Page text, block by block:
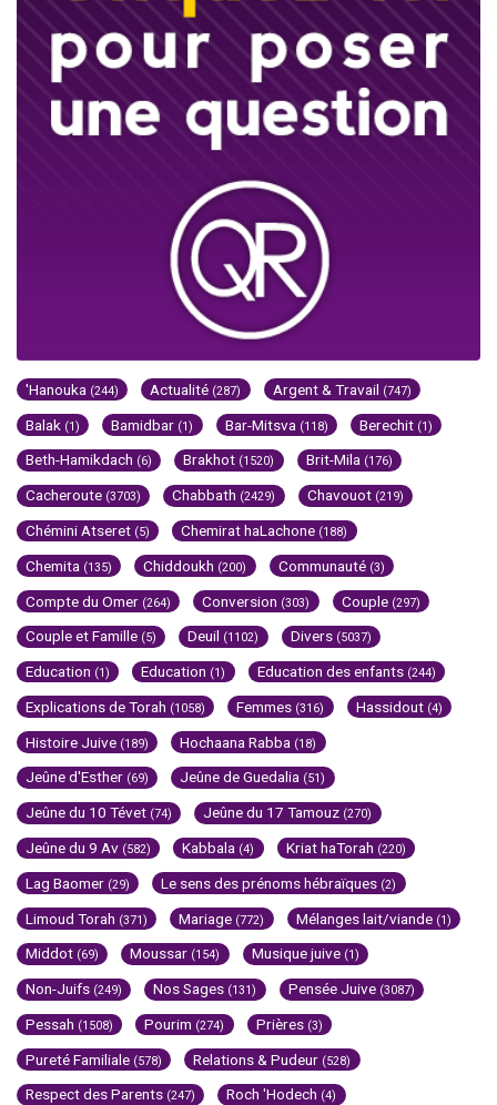
'Hanouka (244) Actualité (287) Argent & Travail (747)
Balak (1) Bamidbar (1) Bar-Mitsva (118) Berechit (1)
Beth-Hamikdach (6) Brakhot (1520) Brit-Mila (176)
Cacheroute (3703) Chabbath (2429) Chavouot (219)
Chémini Atseret (5) Chemirat haLachone (188)
Chemita (135) Chiddoukh (200) Communauté (3)
Compte du Omer (264) Conversion (303) Couple (297)
Couple et Famille (5) Deuil (1102) Divers (5037)
Education (1) Education (1) Education des enfants (244)
Explications de Torah (1058) Femmes (316) Hassidout (4)
Histoire Juive (189) Hochaana Rabba (18)
Jeûne d'Esther (69) Jeûne de Guedalia (51)
Jeûne du 10 Tévet (74) Jeûne du 17 Tamouz (270)
Jeûne du 9 Av (582) Kabbala (4) Kriat haTorah (220)
Lag Baomer (29) Le sens des prénoms hébraïques (2)
Limoud Torah (371) Mariage (772) Mélanges lait/viande (1)
Middot (69) Moussar (154) Musique juive (1)
Non-Juifs (249) Nos Sages (131) Pensée Juive (3087)
Pessah (1508) Pourim (274) Prières (3)
Pureté Familiale (578) Relations & Pudeur (528)
Respect des Parents (247) Roch 'Hodech (4)